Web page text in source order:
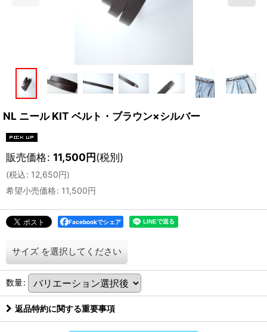
NL ニール KIT ベルト・ブラウン×シルバー
販売価格: 11,500円(税別)
(税込: 12,650円)
希望小売価格: 11,500円
Facebookでシェア
サイズ を選択してください
数量:
返品特約に関する重要事項